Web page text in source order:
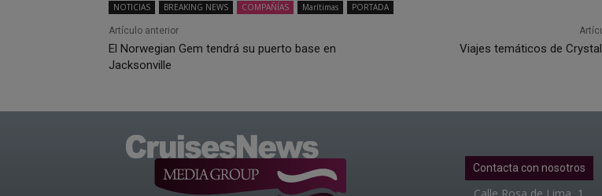
NOTICIAS BREAKING NEWS COMPAÑÍAS Marítimas PORTADA
Artículo anterior
El Norwegian Gem tendrá su puerto base en
Jacksonville
Viajes temáticos de
Contacta con nosotros